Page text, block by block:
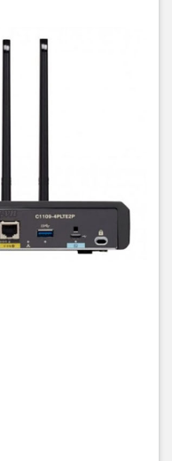
all Fast Ethernet LAN ports